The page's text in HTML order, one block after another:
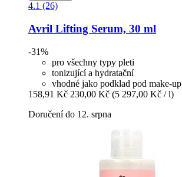
4.1 (26)
Avril Lifting Serum, 30 ml
-31%
pro všechny typy pleti
tonizující a hydratační
vhodné jako podklad pod make-up
158,91 Kč 230,00 Kč (5 297,00 Kč / l)
Doručení do 12. srpna